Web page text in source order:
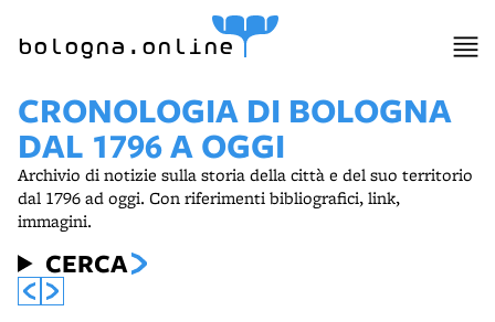
bologna.online
CRONOLOGIA DI BOLOGNA
DAL 1796 A OGGI
Archivio di notizie sulla storia della città e del suo territorio
dal 1796 ad oggi. Con riferimenti bibliografici, link,
immagini.
CERCA